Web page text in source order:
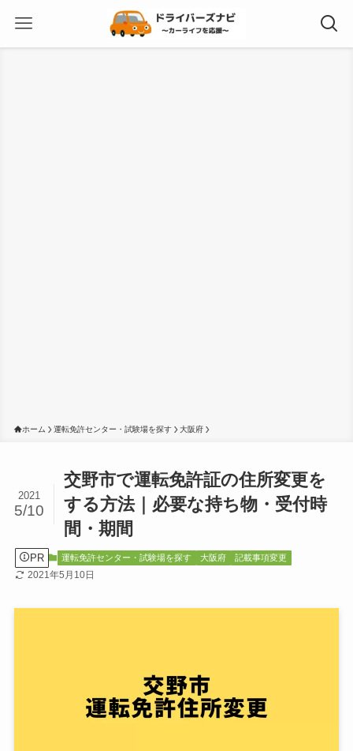
ホーム 運転免許センター・試験場を探す 大阪府
交野市で運転免許証の住所変更を
する方法｜必要な持ち物・受付時
間・期間
2021
5/10
PR 運転免許センター・試験場を探す 大阪府 記載事項変更
2021年5月10日